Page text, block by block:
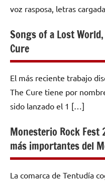
voz rasposa, letras
Songs of a Lost
Cure
El más reciente trabajo
The Cure tiene por
sido lanzado el 1 […]
Monesterio Rock Fest
más importantes del
La comarca de Tentudía